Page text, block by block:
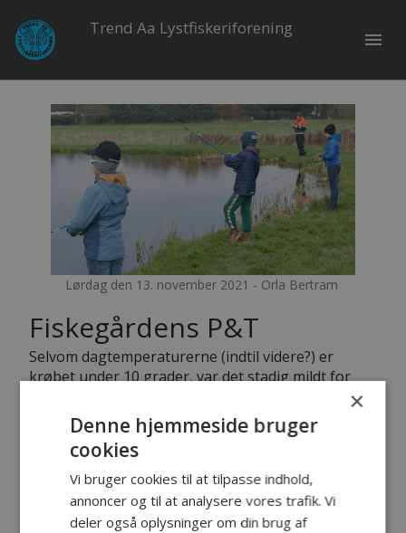
Trend Aa Lystfiskeriforening
menu
Lørdag den 13. november 2021 - Orla Bertram
Fiskegårdens P&T
Selvom dagtemperaturerne (indtil videre?) er
krøbet under 10 grader, var det stadig mildt for
havde et par af drengene (trods velmente råd)
taget for lidt tøj på. – En effektiv fisker lærer
nemlig også at klæde sig på efter vejret – ellers er
tre timers fiskeri lang tid, når man fryser og det
går ud over koncentrationen…
×
Denne hjemmeside bruger
cookies
Vi bruger cookies til at tilpasse indhold,
annoncer og til at analysere vores trafik. Vi
deler også oplysninger om din brug af